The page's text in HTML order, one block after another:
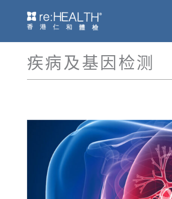
内
疾病及基因检测